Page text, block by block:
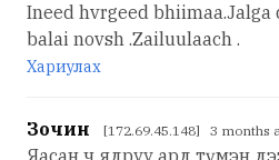
Ineed hvrgeed
balai novsh .Zailuulaach .
Хариулах
Зочин [172.69.45.148] 3 months
Яасан ч ядруу ард түмэн